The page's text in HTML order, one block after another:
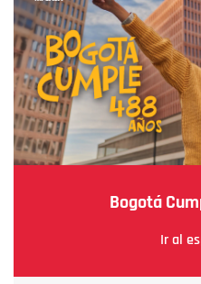
Bogotá
Ir al